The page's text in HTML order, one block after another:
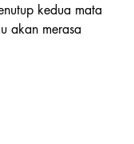
kedua mata
akan merasa